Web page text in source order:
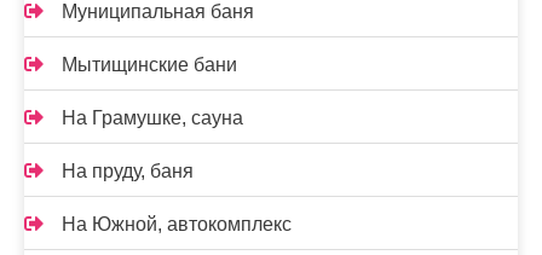
Муниципальная баня
Мытищинские бани
На Грамушке, сауна
На пруду, баня
На Южной, автокомплекс